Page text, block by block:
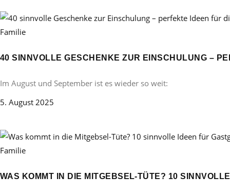
Familie
40 SINNVOLLE GESCHENKE ZUR EINSCHULUNG –
Im August und September ist es wieder so weit:
5. August 2025
Familie
WAS KOMMT IN DIE MITGEBSEL-TÜTE? 10